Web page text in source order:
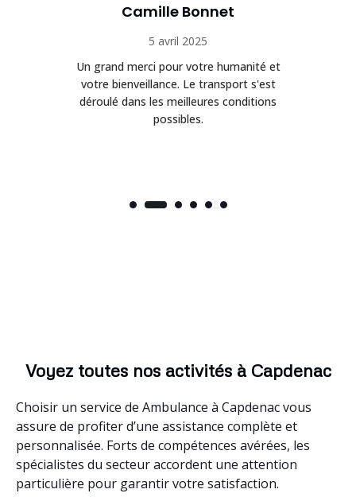
Camille Bonnet
5 avril 2025
Un grand merci pour votre humanité et
votre bienveillance. Le transport s'est
déroulé dans les meilleures conditions
possibles.
Voyez toutes nos activités à Capdenac
Choisir un service de Ambulance à Capdenac vous
assure de profiter d’une assistance complète et
personnalisée. Forts de compétences avérées, les
spécialistes du secteur accordent une attention
particulière pour garantir votre satisfaction.